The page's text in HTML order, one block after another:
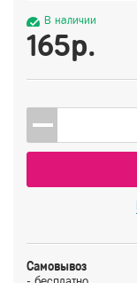
В наличии
165р.
Самовывоз